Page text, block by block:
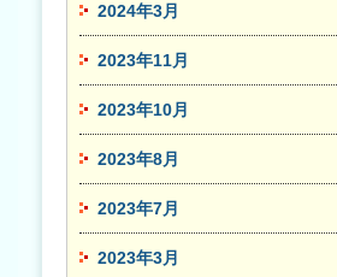
2024年3月
2023年11月
2023年10月
2023年8月
2023年7月
2023年3月